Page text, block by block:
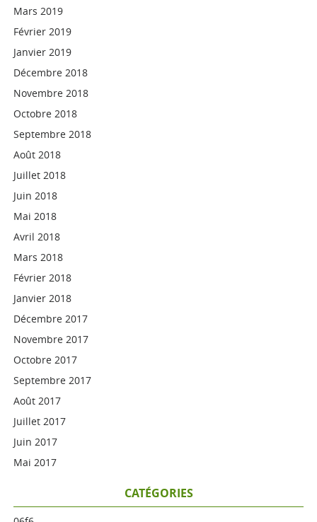
Mars 2019
Février 2019
Janvier 2019
Décembre 2018
Novembre 2018
Octobre 2018
Septembre 2018
Août 2018
Juillet 2018
Juin 2018
Mai 2018
Avril 2018
Mars 2018
Février 2018
Janvier 2018
Décembre 2017
Novembre 2017
Octobre 2017
Septembre 2017
Août 2017
Juillet 2017
Juin 2017
Mai 2017
CATÉGORIES